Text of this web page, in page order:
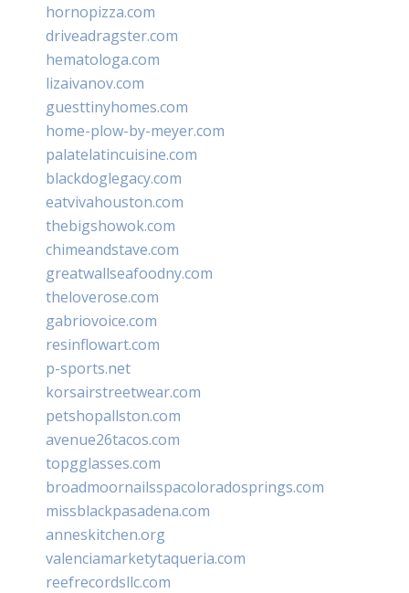
hornopizza.com
driveadragster.com
hematologa.com
lizaivanov.com
guesttinyhomes.com
home-plow-by-meyer.com
palatelatincuisine.com
blackdoglegacy.com
eatvivahouston.com
thebigshowok.com
chimeandstave.com
greatwallseafoodny.com
theloverose.com
gabriovoice.com
resinflowart.com
p-sports.net
korsairstreetwear.com
petshopallston.com
avenue26tacos.com
topgglasses.com
broadmoornailsspacoloradosprings.com
missblackpasadena.com
anneskitchen.org
valenciamarketytaqueria.com
reefrecordsllc.com